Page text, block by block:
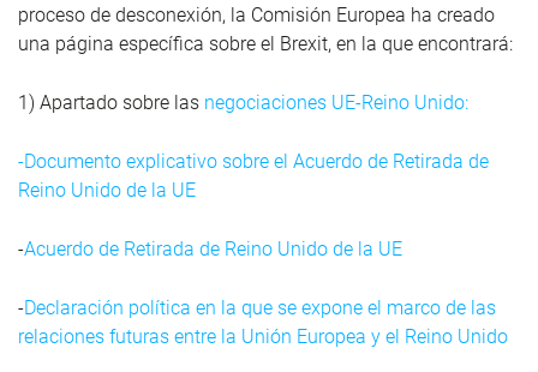
proceso de desconexión, la Comisión Europea ha creado
una página específica sobre el Brexit, en la que encontrará:
1) Apartado sobre las negociaciones UE-Reino Unido:
-Documento explicativo sobre el Acuerdo de Retirada de
Reino Unido de la UE
-Acuerdo de Retirada de Reino Unido de la UE
-Declaración política en la que se expone el marco de las
relaciones futuras entre la Unión Europea y el Reino Unido